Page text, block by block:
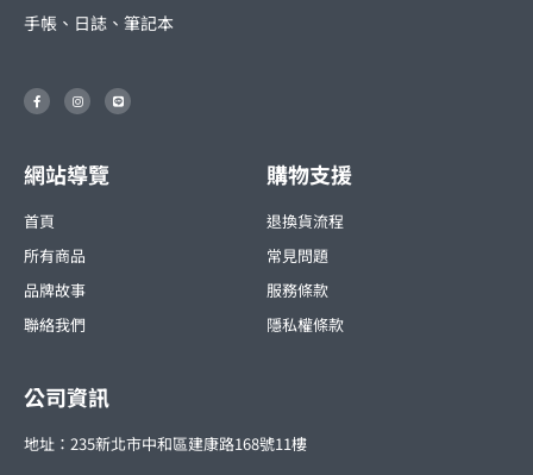
手帳、日誌、筆記本
F
a
c
k
-
I
n
s
r
a
m
L
i
n
網站導覽
首頁
所有商品
品牌故事
聯絡我們
購物支援
退換貨流程
常見問題
服務條款
隱私權條款
公司資訊
地址：235新北市中和區建康路168號11樓